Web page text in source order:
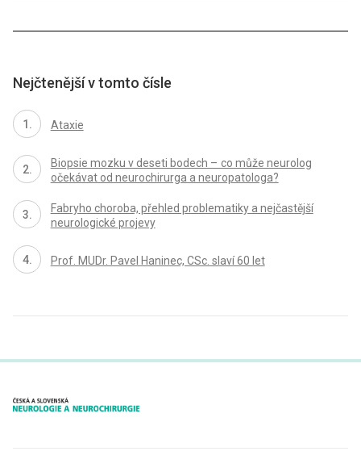
Nejčtenější v tomto čísle
Ataxie
Biopsie mozku v deseti bodech – co může neurolog
očekávat od neurochirurga a neuropatologa?
Fabryho choroba, přehled problematiky a nejčastější
neurologické projevy
Prof. MUDr. Pavel Haninec, CSc. slaví 60 let
proLékaře.cz